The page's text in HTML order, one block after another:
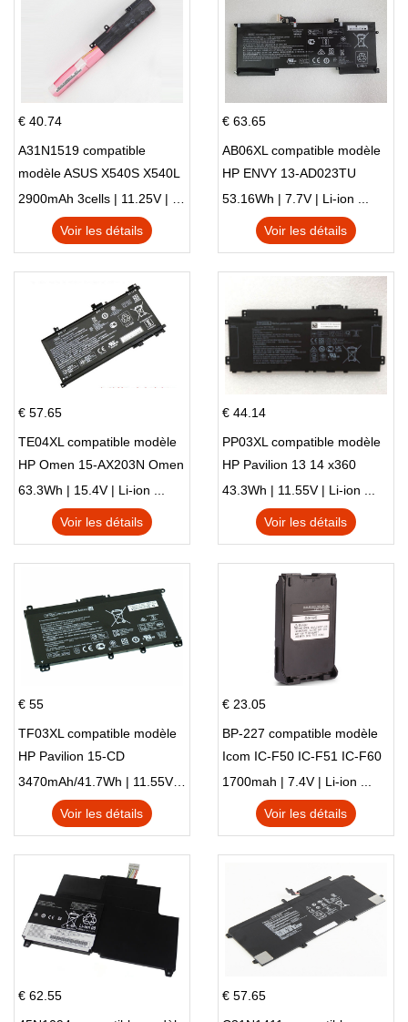
€ 40.74
A31N1519 compatible
modèle ASUS X540S X540L
X540LA-SI302 X540SA
X540S
2900mAh 3cells | 11.25V | Li-ion ...
Voir les détails
€ 63.65
AB06XL compatible modèle
HP ENVY 13-AD023TU
HSTNN-DB8C 921438-855
TPN-I128
53.16Wh | 7.7V | Li-ion ...
Voir les détails
€ 57.65
TE04XL compatible modèle
HP Omen 15-AX203N Omen
15 Series Pavilion 15 Series
63.3Wh | 15.4V | Li-ion ...
Voir les détails
€ 44.14
PP03XL compatible modèle
HP Pavilion 13 14 x360
L83388-AC1 L83388-421
HSTNN-LB8S M01118-421
M01144-005 13-BB 14-DV
43.3Wh | 11.55V | Li-ion ...
Voir les détails
€ 55
TF03XL compatible modèle
HP Pavilion 15-CD
3470mAh/41.7Wh | 11.55V | Li-ion ...
Voir les détails
€ 23.05
BP-227 compatible modèle
Icom IC-F50 IC-F51 IC-F60
IC-F61 IC-M87
1700mah | 7.4V | Li-ion ...
Voir les détails
€ 62.55
€ 57.65